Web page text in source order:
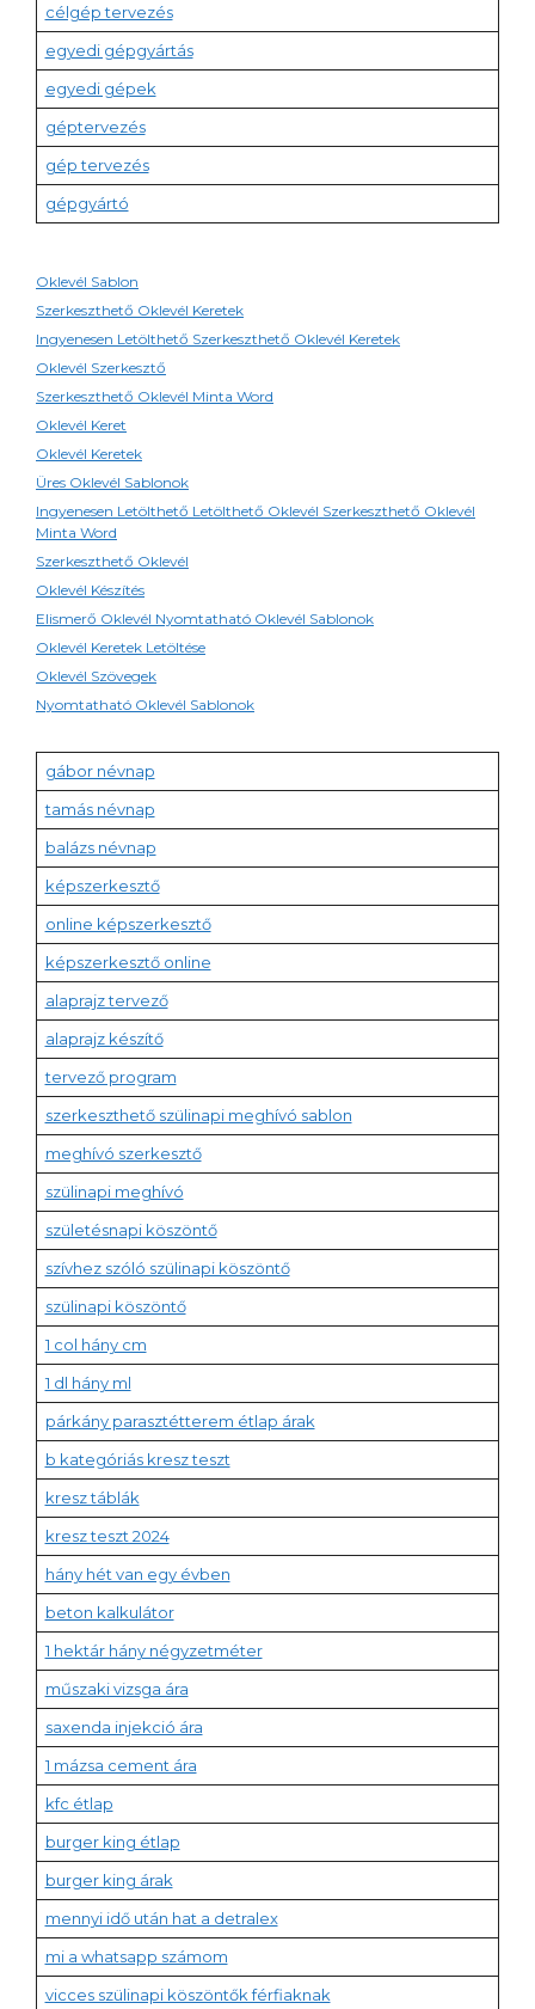
célgép tervezés
egyedi gépgyártás
egyedi gépek
géptervezés
gép tervezés
gépgyártó
Oklevél Sablon
Szerkeszthető Oklevél Keretek
Ingyenesen Letölthető Szerkeszthető Oklevél Keretek
Oklevél Szerkesztő
Szerkeszthető Oklevél Minta Word
Oklevél Keret
Oklevél Keretek
Üres Oklevél Sablonok
Ingyenesen Letölthető Letölthető Oklevél Szerkeszthető Oklevél
Minta Word
Szerkeszthető Oklevél
Oklevél Készítés
Elismerő Oklevél Nyomtatható Oklevél Sablonok
Oklevél Keretek Letöltése
Oklevél Szövegek
Nyomtatható Oklevél Sablonok
gábor névnap
tamás névnap
balázs névnap
képszerkesztő
online képszerkesztő
képszerkesztő online
alaprajz tervező
alaprajz készítő
tervező program
szerkeszthető szülinapi meghívó sablon
meghívó szerkesztő
szülinapi meghívó
születésnapi köszöntő
szívhez szóló szülinapi köszöntő
szülinapi köszöntő
1 col hány cm
1 dl hány ml
párkány parasztétterem étlap árak
b kategóriás kresz teszt
kresz táblák
kresz teszt 2024
hány hét van egy évben
beton kalkulátor
1 hektár hány négyzetméter
műszaki vizsga ára
saxenda injekció ára
1 mázsa cement ára
kfc étlap
burger king étlap
burger king árak
mennyi idő után hat a detralex
mi a whatsapp számom
vicces szülinapi köszöntők férfiaknak